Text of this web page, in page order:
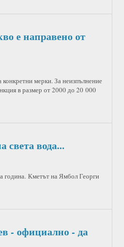
е направено от
мерки. За неизпълнение
в размер от 2000 до 20 000
света вода...
година. Кметът на Ямбол Георги
- официално - да